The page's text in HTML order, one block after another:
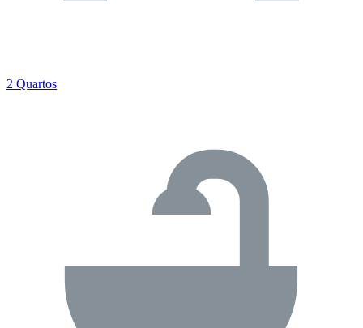
2 Quartos